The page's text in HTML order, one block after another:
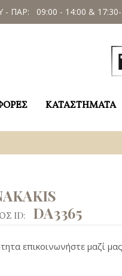
- ΠΑΡ: 09:00 - 14:00 & 17:30-
ΚΑΤΑΣΤΗΜΑΤΑ
ID: DA3365
επικοινωνήστε μαζί